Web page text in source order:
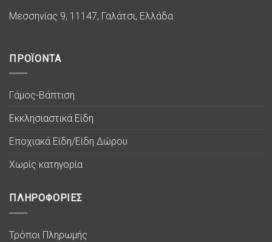
Μεσσηνίας 9, 11147, Γαλάτσι, Ελλάδα
ΠΡΟΪΟΝΤΑ
Γάμος-Βάπτιση
Εκκλησιαστικά Είδη
Εποχιακά Είδη/Είδη Δώρου
Χωρίς κατηγορία
ΠΛΗΡΟΦΟΡΙΕΣ
Τρόποι Πληρωμής